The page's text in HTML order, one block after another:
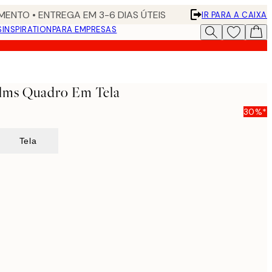
• ENTREGA EM 3-6 DIAS ÚTEIS
IR PARA A CAIXA
INSPIRATIONPARA EMPRESAS
Quadro Em Tela
30%*
Tela